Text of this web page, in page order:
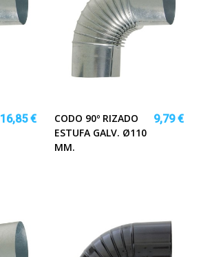
16,85 €
CODO 90º RIZADO
ESTUFA GALV. Ø110
MM.
9,79 €